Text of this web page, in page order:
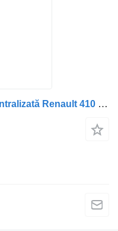
Unitate de control închidere centralizată Renault 410 415 005 00 pentru camion VDO 5010415465